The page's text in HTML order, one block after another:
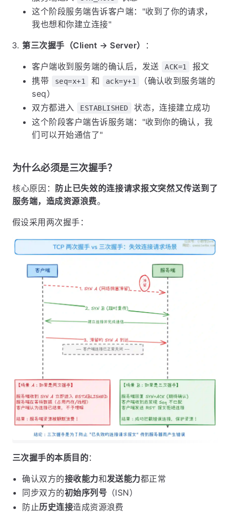
这个阶段服务端告诉客户端："收到了你的请求，
我也想和你建立连接"
第三次握手（Client → Server） ：
客户端收到服务端的确认后，发送 ACK=1
报文
携带
seq=x+1 和 ack=y+1
（确认收到服务端的
seq）
双方都进入
ESTABLISHED
状态，连接建立成功
这个阶段客户端告诉服务端："收到你的确认，我
们可以开始通信了"
为什么必须是三次握手？
核心原因： 防止已失效的连接请求报文突然又传送到了
服务端，造成资源浪费。
假设采用两次握手：
三次握手的本质目的：
确认双方的接收能力和发送能力都正常
同步双方的初始序列号 （ISN）
防止历史连接造成资源浪费